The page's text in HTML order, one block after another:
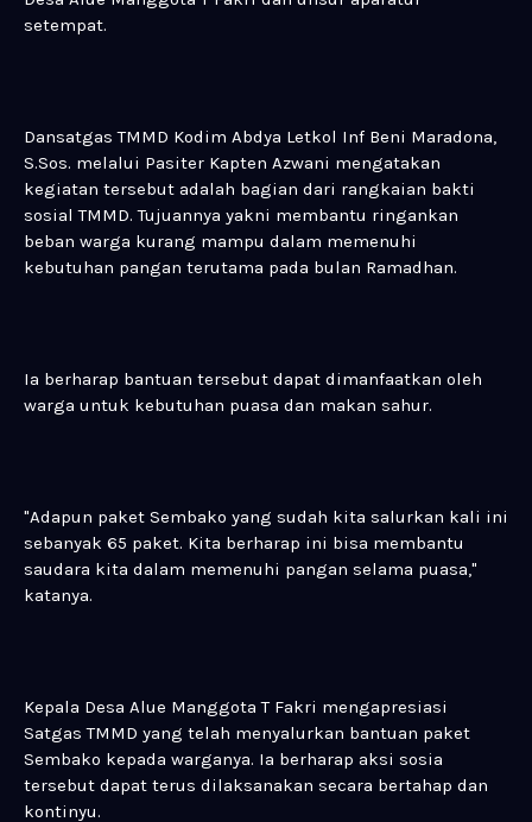
setempat.
Dansatgas TMMD Kodim Abdya Letkol Inf Beni Maradona,
S.Sos. melalui Pasiter Kapten Azwani mengatakan
kegiatan tersebut adalah bagian dari rangkaian bakti
sosial TMMD. Tujuannya yakni membantu ringankan
beban warga kurang mampu dalam memenuhi
kebutuhan pangan terutama pada bulan Ramadhan.
Ia berharap bantuan tersebut dapat dimanfaatkan oleh
warga untuk kebutuhan puasa dan makan sahur.
"Adapun paket Sembako yang sudah kita salurkan kali ini
sebanyak 65 paket. Kita berharap ini bisa membantu
saudara kita dalam memenuhi pangan selama puasa,"
katanya.
Kepala Desa Alue Manggota T Fakri mengapresiasi
Satgas TMMD yang telah menyalurkan bantuan paket
Sembako kepada warganya. Ia berharap aksi sosia
tersebut dapat terus dilaksanakan secara bertahap dan
kontinyu.